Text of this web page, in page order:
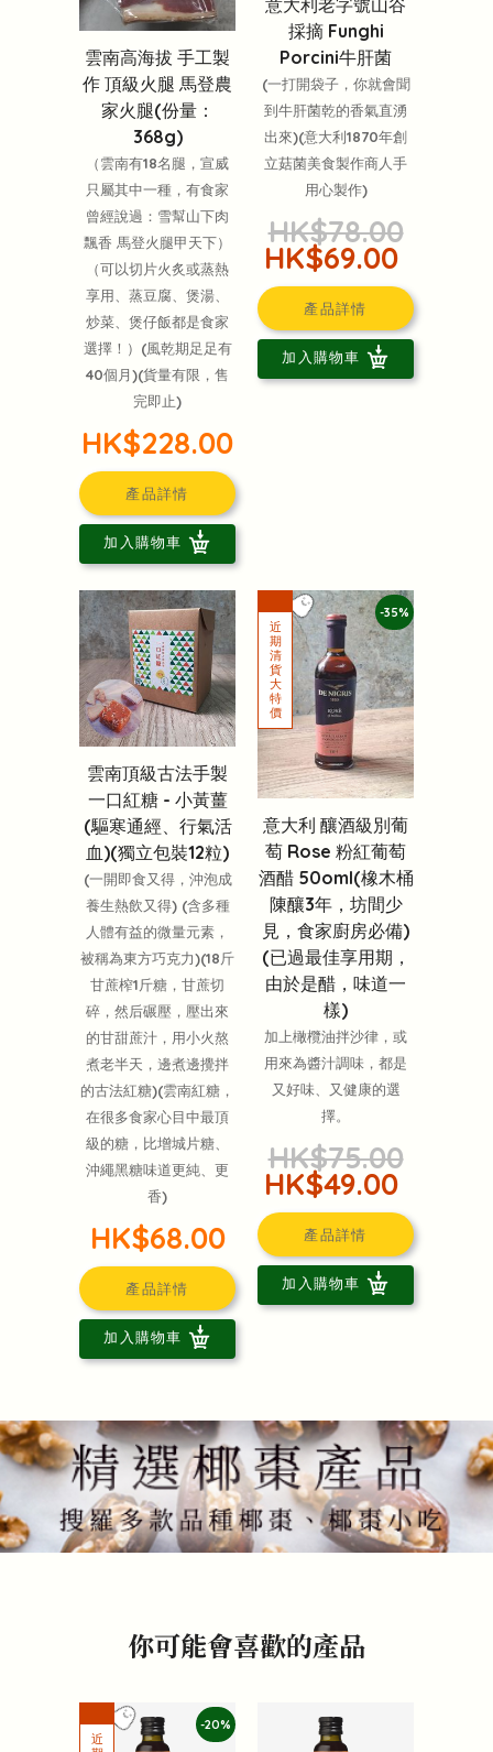
雲南高海拔 手工製
作 頂級火腿 馬登農
家火腿(份量：
368g)
（雲南有18名腿，宣威
只屬其中一種，有食家
曾經說過：雪幫山下肉
飄香 馬登火腿甲天下）
（可以切片火炙或蒸熱
享用、蒸豆腐、煲湯、
炒菜、煲仔飯都是食家
選擇！）(風乾期足足有
40個月)(貨量有限，售
完即止)
HK$228.00
產品詳情
加入購物車
採摘 Funghi
Porcini牛肝菌
(一打開袋子，你就會聞
到牛肝菌乾的香氣直湧
出來)(意大利1870年創
立菇菌美食製作商人手
用心製作)
HK$78.00
HK$69.00
產品詳情
加入購物車
雲南頂級古法手製
一口紅糖 - 小黃薑
(驅寒通經、行氣活
血)(獨立包裝12粒)
(一開即食又得，沖泡成
養生熱飲又得) (含多種
人體有益的微量元素，
被稱為東方巧克力)(18斤
甘蔗榨1斤糖，甘蔗切
碎，然后碾壓，壓出來
的甘甜蔗汁，用小火熬
煮老半天，邊煮邊攪拌
的古法紅糖)(雲南紅糖，
在很多食家心目中最頂
級的糖，比增城片糖、
沖繩黑糖味道更純、更
香)
HK$68.00
產品詳情
加入購物車
-35%
意大利 釀酒級別葡
萄 Rose 粉紅葡萄
酒醋 50oml(橡木桶
陳釀3年，坊間少
見，食家廚房必備)
(已過最佳享用期，
由於是醋，味道一
樣)
加上橄欖油拌沙律，或
用來為醬汁調味，都是
又好味、又健康的選
擇。
HK$75.00
HK$49.00
產品詳情
加入購物車
你可能會喜歡的產品
-20%